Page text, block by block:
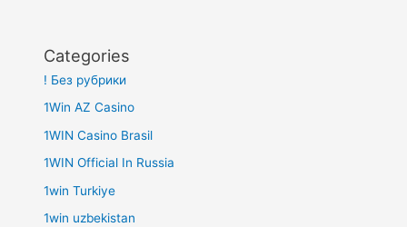
Categories
! Без рубрики
1Win AZ Casino
1WIN Casino Brasil
1WIN Official In Russia
1win Turkiye
1win uzbekistan